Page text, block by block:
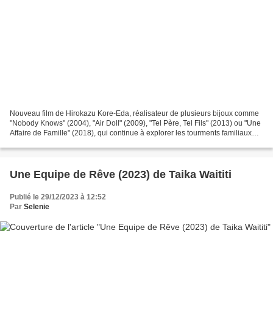
Nouveau film de Hirokazu Kore-Eda, réalisateur de plusieurs bijoux comme
"Nobody Knows" (2004), "Air Doll" (2009), "Tel Père, Tel Fils" (2013) ou "Une
Affaire de Famille" (2018), qui continue à explorer les tourments familiaux
Une Equipe de Rêve (2023) de Taika Waititi
Publié le 29/12/2023 à 12:52
Par Selenie